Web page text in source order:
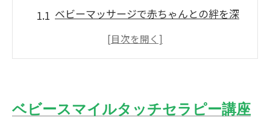
ベビーマッサージで赤ちゃんとの絆を深
親子で楽しむベビーマッサージの効果
赤ちゃんの安心感を育む触れ合いの重要
ベビースマイルタッチセラピー講座